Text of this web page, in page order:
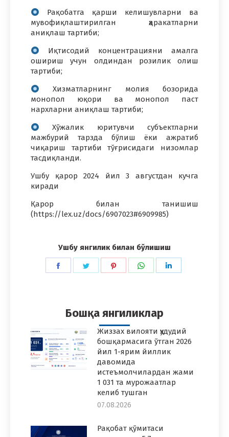
Рақобатга қарши келишувларни ва
мувофиқлаштирилган ҳаракатларни
аниқлаш тартиби;
Иқтисодий концентрацияни амалга
ошириш учун олдиндан розилик олиш
тартиби;
Хизматларнинг молия бозорида
монопол юқори ва монопол паст
нархларни аниқлаш тартиби;
Хўжалик юритувчи субъектларни
мажбурий тарзда бўлиш ёки ажратиб
чиқариш тартиби тўғрисидаги низомлар
тасдиқланди.
Ушбу қарор 2024 йил 3 августдан кучга
киради
Қарор билан танишиш
(https://lex.uz/docs/6907023#6909985)
Ушбу янгилик билан бўлишиш
Share
Share
Share
Share
Бошқа янгиликлар
Жиззах вилояти ҳудудий
бошқармасига ўтган 2026
йил 1-ярим йиллик
давомида
истеъмолчилардан жами
1 031 та мурожаатлар
келиб тушган
07.08.2026
Рақобат қўмитаси